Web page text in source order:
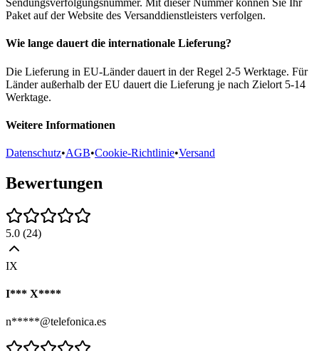
Sendungsverfolgungsnummer. Mit dieser Nummer können Sie Ihr
Paket auf der Website des Versanddienstleisters verfolgen.
Wie lange dauert die internationale Lieferung?
Die Lieferung in EU-Länder dauert in der Regel 2-5 Werktage. Für
Länder außerhalb der EU dauert die Lieferung je nach Zielort 5-14
Werktage.
Weitere Informationen
Datenschutz•AGB•Cookie-Richtlinie•Versand
Bewertungen
5.0 (24)
IX
I*** X****
n*****@telefonica.es